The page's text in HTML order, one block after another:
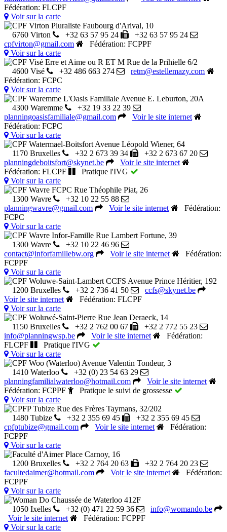
Fédération: FLCPF
Voir sur la carte
CPF Virton Pluraliste Faubourg d'Arival, 10
6760 Virton
+32 63 57 95 24
+32 63 57 95 24
cpfvirton@gmail.com
Fédération: FCPPF
Voir sur la carte
CPF Visé Erre et Aime ou R ET M Rue de la Prihielle 6/2
4600 Visé
+32 486 663 274
retm@estellemazy.com
Fédération: FCPC
Voir sur la carte
CPF Waremme L'Oasis Familiale Avenue E. Leburton, 20A
4300 Waremme
+32 19 33 22 39
planningoasisfamiliale@gmail.com
Voir le site internet
Fédération: FCPC
Voir sur la carte
CPF Watermael-Boitsfort Avenue Léopold Wiener, 64
1170 Bruxelles
+32 2 673 39 34
+32 2 673 67 20
planningdeboitsfort@skynet.be
Voir le site internet
Fédération: FLCPF
Pratique l'IVG
Voir sur la carte
CPF Wavre FCPC Rue Théophile Piat, 26
1300 Wavre
+32 10 22 55 88
planningwavre@gmail.com
Voir le site internet
Fédération:
FCPC
Voir sur la carte
CPF Wavre Infor-Famille Rue Lambert Fortune, 39
1300 Wavre
+32 10 22 46 96
contact@inforfamillebw.org
Voir le site internet
Fédération:
FCPPF
Voir sur la carte
CPF Woluwe-Saint-Lambert CCFS Avenue Prince Héritier, 192
1200 Bruxelles
+32 2 736 41 50
ccfs@skynet.be
Voir le site internet
Fédération: FLCPF
Voir sur la carte
CPF Woluwé-Saint-Pierre Rue Jean Deraeck, 14
1150 Bruxelles
+32 2 762 00 67
+32 2 772 55 23
info@planningwsp.be
Voir le site internet
Fédération:
FLCPF
Pratique l'IVG
Voir sur la carte
CPF Woo (Waterloo) Avenue Valentin Tondeur, 3
1410 Waterloo
+32 (0) 23 54 63 29
planningfamilialwaterloo@hotmail.com
Voir le site internet
Fédération: FCPPF
Pratique le suivi de grossesse
Voir sur la carte
CPFP Tubize Rue des Frères Taymans, 32/202
1480 Tubize
+32 2 355 69 45
+32 2 355 69 45
cpfptubize@gmail.com
Voir le site internet
Fédération:
FCPPF
Voir sur la carte
Faculté d'Aimer Place Carnoy, 16
1200 Bruxelles
+32 2 764 20 63
+32 2 764 20 23
facultedaimer@hotmail.com
Voir le site internet
Fédération:
FCPPF
Voir sur la carte
Woman Do Chaussée de Waterloo 412F
1050 Ixelles
+32 (0) 471 22 59 36
info@womando.be
Voir le site internet
Fédération: FCPPF
Voir sur la carte